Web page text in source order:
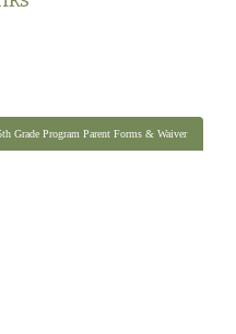
Grade Program Parent Forms & Waiver